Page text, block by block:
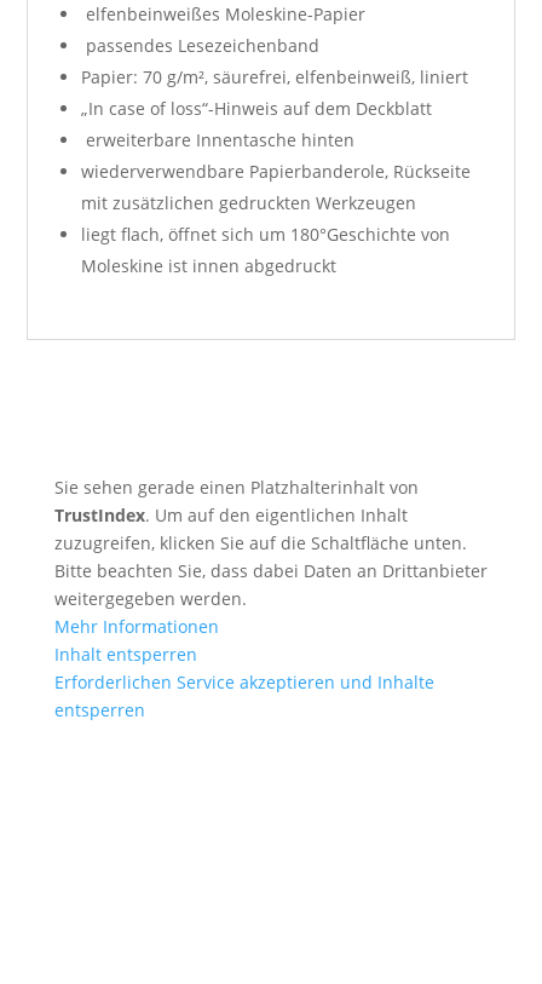
elfenbeinweißes Moleskine-Papier
passendes Lesezeichenband
Papier: 70 g/m², säurefrei, elfenbeinweiß, liniert
„In case of loss“-Hinweis auf dem Deckblatt
erweiterbare Innentasche hinten
wiederverwendbare Papierbanderole, Rückseite
mit zusätzlichen gedruckten Werkzeugen
liegt flach, öffnet sich um 180°Geschichte von
Moleskine ist innen abgedruckt
Sie sehen gerade einen Platzhalterinhalt von
TrustIndex. Um auf den eigentlichen Inhalt
zuzugreifen, klicken Sie auf die Schaltfläche unten.
Bitte beachten Sie, dass dabei Daten an Drittanbieter
weitergegeben werden.
Mehr Informationen
Inhalt entsperren
Erforderlichen Service akzeptieren und Inhalte
entsperren